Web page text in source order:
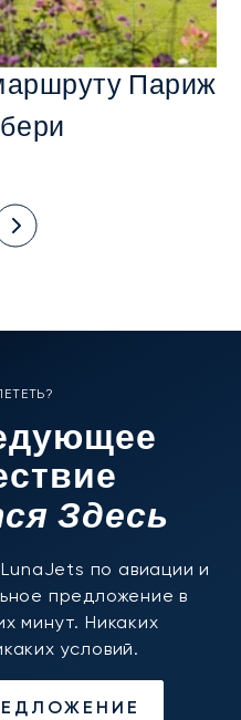
Париж
Здесь
по авиации и
предложение в
минут. Никаких
условий.